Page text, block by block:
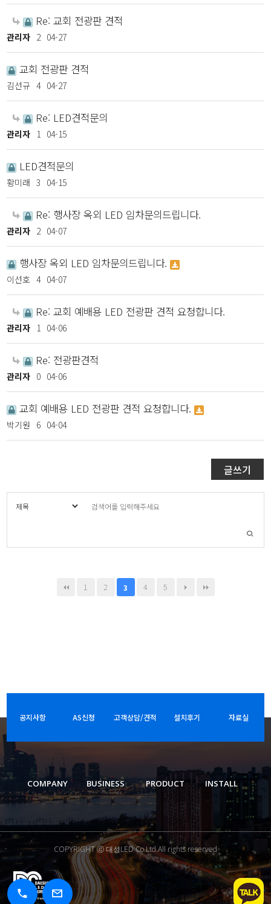
Re: 교회 전광판 견적
관리자 2 04-27
교회 전광판 견적
김선규 4 04-27
Re: LED견적문의
관리자 1 04-15
LED견적문의
황미래 3 04-15
Re: 행사장 옥외 LED 임차문의드립니다.
관리자 2 04-07
행사장 옥외 LED 임차문의드립니다.
이선호 4 04-07
Re: 교회 예배용 LED 전광판 견적 요청합니다.
관리자 1 04-06
Re: 전광판견적
관리자 0 04-06
교회 예배용 LED 전광판 견적 요청합니다.
박기원 6 04-04
글쓰기
1 2 3 4 5
공지사항 AS신청 고객상담/견적 설치후기 자료실
COMPANY BUSINESS PRODUCT INSTALL
COPYRIGHT ⓒ 대성LED Co.Ltd.All rights reserved